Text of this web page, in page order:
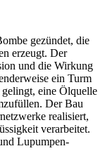
gezündet, die
erzeugt. Der
und die Wirkung
ein Turm
eine Ölquelle
Der Bau
realisiert,
verarbeitet.
Lupumpen-